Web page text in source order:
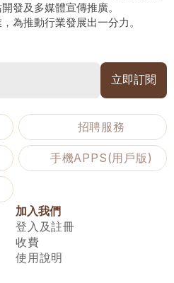
發及多媒體宣傳推廣。
為推動行業發展出一分力。
招聘服務
手機APPS(用戶版)
加入我們
登入及註冊
收費
使用說明